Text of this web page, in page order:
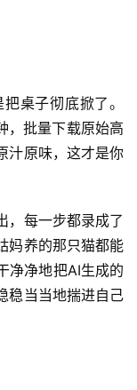
桌子彻底掀了。
，批量下载原始高
汁原味，这才是你
，每一步都录成了
妈养的那只猫都能
净净地把AI生成的
稳当当地揣进自己